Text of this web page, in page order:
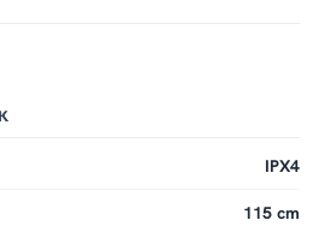
oder energiesparender Stand-
Timer ermöglicht es Ihnen, den
anzupassen.
IPX4
115 cm